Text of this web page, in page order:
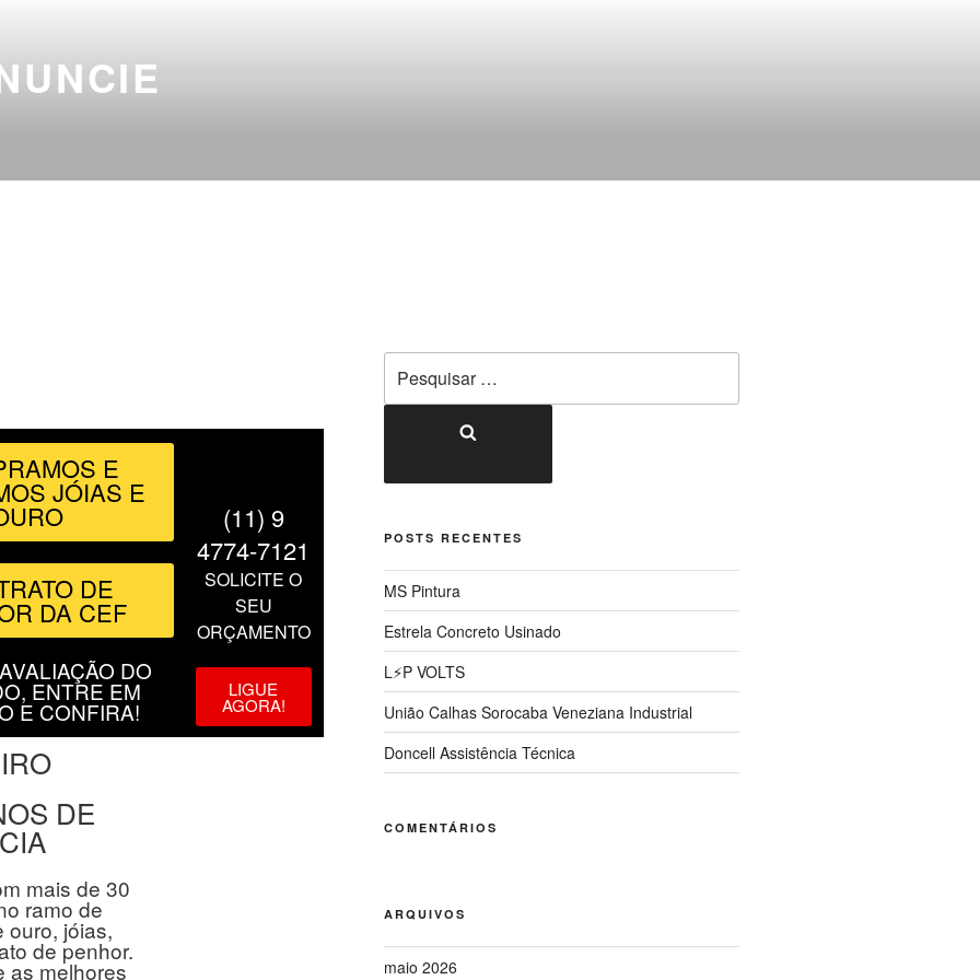
E
JÓIAS E
DE
DA CEF
DO
ENTRE EM
E CONFIRA!
(11) 9
4774-7121
SOLICITE O
SEU
ORÇAMENTO
LIGUE
AGORA!
DE
mais de 30
ramo de
ouro, jóias,
de penhor.
as melhores
POSTS RECENTES
MS Pintura
Estrela Concreto Usinado
L⚡P VOLTS
União Calhas Sorocaba Veneziana Industrial
Doncell Assistência Técnica
COMENTÁRIOS
ARQUIVOS
maio 2026